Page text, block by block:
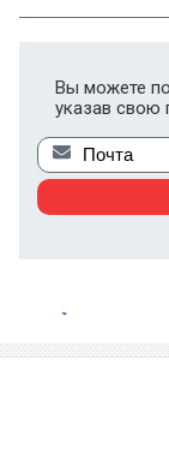
Вы можете
указав свою